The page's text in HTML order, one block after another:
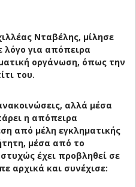
Νταβέλης, μίλησε
λόγο για απόπειρα
οργάνωση, όπως την
του.
αλλά μέσα
η απόπειρα
από μέλη εγκληματικής
μέσα από το
έχει προβληθεί σε
αρχικά και συνέχισε: